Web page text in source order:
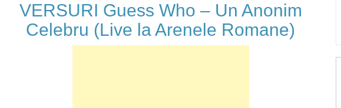
VERSURI Guess Who – Un Anonim
Celebru (Live la Arenele Romane)